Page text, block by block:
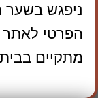
ניפגש בשער
הפרטי לאתר
מתקיים